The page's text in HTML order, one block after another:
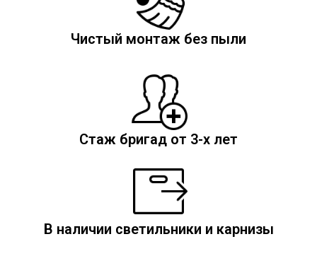
Чистый монтаж без пыли
Стаж бригад от 3-х лет
В наличии светильники и карнизы